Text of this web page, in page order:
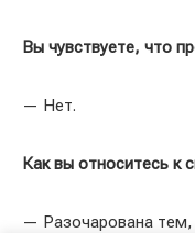
Вы чувствуете, что
— Нет.
Как вы относитесь к
— Разочарована тем,